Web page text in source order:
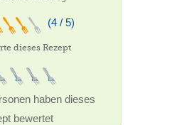
(4 / 5)
dieses Rezept
haben dieses
bewertet